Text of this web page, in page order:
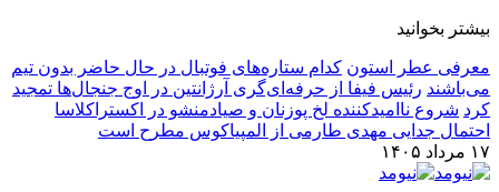
بیشتر بخوانید
معرفی عطر استون کدام ستاره‌های فوتبال در حال حاضر بدون تیم
می‌باشند رئیس فیفا از حرفه‌ای‌گری آرژانتین در اوج جنجال‌ها تمجید
کرد شروع ناامیدکننده لخ پوزنان و صیادمنشو در اکستراکلاسا
احتمال جدایی مهدی طارمی از المپیاکوس مطرح است
۱۷ مرداد ۱۴۰۵